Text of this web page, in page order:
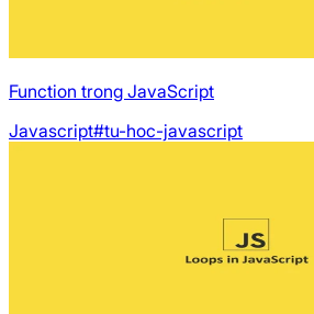
Function trong JavaScript
Javascript#tu-hoc-javascript